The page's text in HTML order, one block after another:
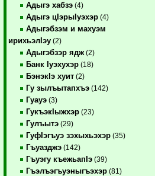
Адыгэ хабзэ (4)
Адыгэ цIэрыIуэхэр (4)
Адыгэбзэм и махуэм
ирихьэлIэу (2)
Адыгэбзэр ядж (2)
Банк Iуэхухэр (18)
БэнэкIэ хуит (2)
Гу зылъытапхъэ (142)
Гуауэ (3)
ГукъэкIыжхэр (23)
Гулъытэ (29)
ГуфIэгъуэ зэхыхьэхэр (35)
Гъуазджэ (142)
Гъуэгу къежьапIэ (39)
Гъэлъэгъуэныгъэхэр (81)